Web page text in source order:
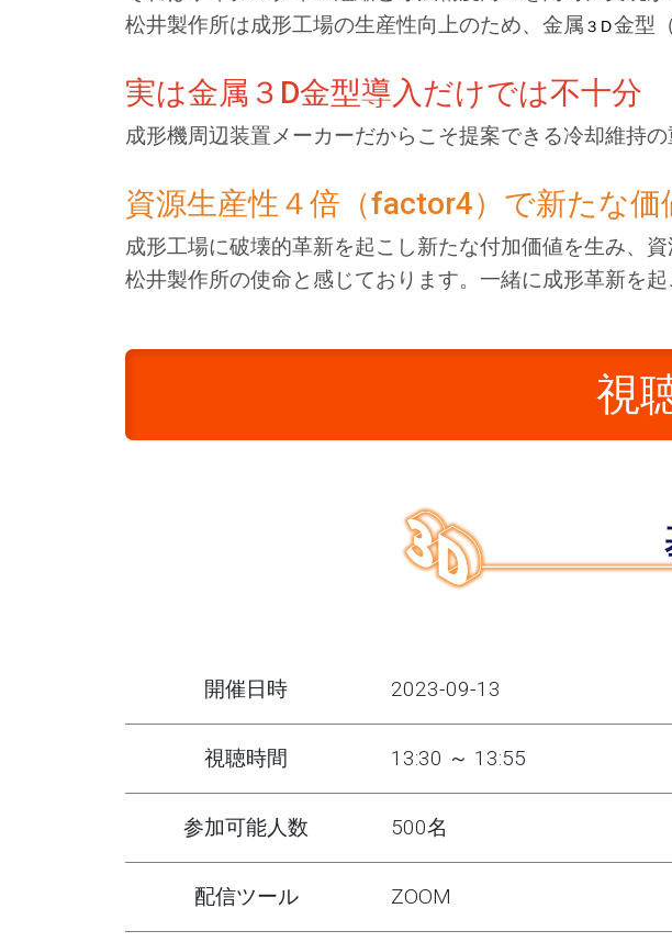
松井製作所は成形工場の生産性向上のため、金属 ３D金型
実は金属３D金型導入だけでは不十分
成形機周辺装置メーカーだからこそ提案できる冷却維持
資源生産性４倍（factor4）で新たな価
成形工場に破壊的革新を起こし新たな付加価値を生み、
松井製作所の使命と感じております。一緒に成形革新を起
視
開催日時 2023-09-13
視聴時間 13:30 ～ 13:55
参加可能人数 500名
配信ツール ZOOM